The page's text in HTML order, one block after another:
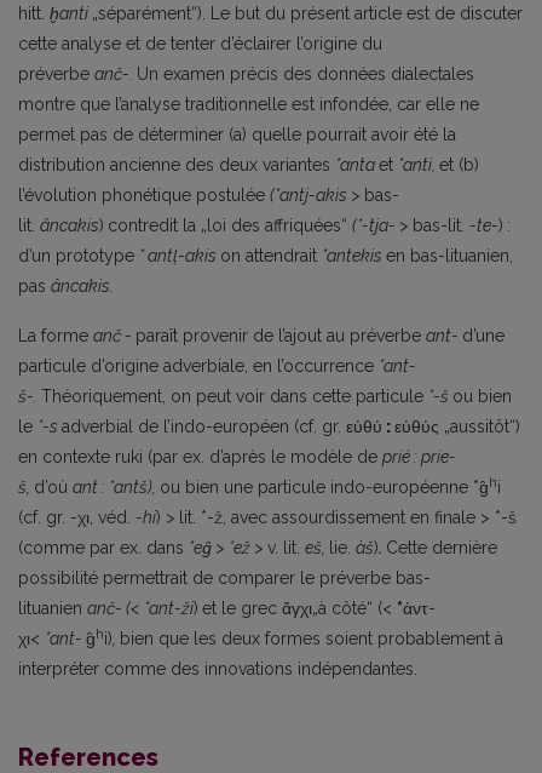
hitt. ḫanti „séparément“). Le but du présent article est de discuter
cette analyse et de tenter d’éclairer l’origine du
préverbe anč-. Un examen précis des données dialectales
montre que l’analyse traditionnelle est infondée, car elle ne
permet pas de déterminer (a) quelle pourrait avoir été la
distribution ancienne des deux variantes *antaet *anti, et (b)
l’évolution phonétique postulée (*antj-akis > bas-
lit. âncakis) contredit la „loi des affriquées“ (*-tja- > bas-lit. -te-) :
d’un prototype *antļ-akis on attendrait *antekis en bas-lituanien,
pas âncakis.
La forme anč - paraît provenir de l’ajout au préverbe ant- d’une
particule d’origine adverbiale, en l’occurrence *ant-
š-. Théoriquement, on peut voir dans cette particule *-š ou bien
le *-s adverbial de l’indo-européen (cf. gr. εὐθύ :εὐθύς „aussitôt“)
en contexte ruki (par ex. d’après le modèle de prié: prie-
š, d’où ant: *antš), ou bien une particule indo-européenne *g̑hi
(cf. gr. -χι, véd. -hi) > lit. *-ž, avec assourdissement en finale > *-š
(comme par ex. dans *eg̑ > *ež > v. lit. eš, lie. àš). Cette dernière
possibilité permettrait de comparer le préverbe bas-
lituanien anč- (< *ant-ži) et le grec ἄγχι„à côté“ (< *ἀντ-
χι< *ant- g̑hi), bien que les deux formes soient probablement à
interpréter comme des innovations indépendantes.
References